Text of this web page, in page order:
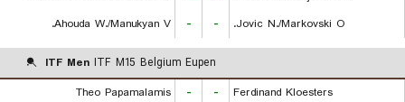
Ahouda W./Manukyan V.
- - Jovic N./Markovski O.
ITF Men ITF M15 Belgium Eupen
Theo Papamalamis
- -
Ferdinand Kloesters